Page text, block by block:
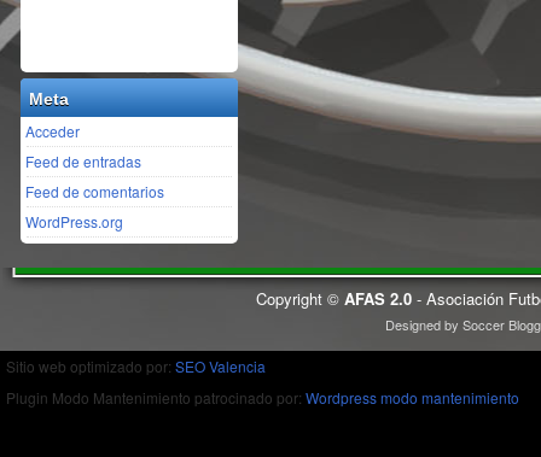
Meta
Acceder
Feed de entradas
Feed de comentarios
WordPress.org
Copyright © AFAS 2.0 - Asociación
Designed bySoccer
Sitio web optimizado por: SEO Valencia
Plugin Modo Mantenimiento patrocinado por: Wordpress modo mantenimiento